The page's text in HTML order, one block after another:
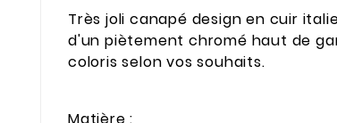
Très joli canapé design en cuir
d'un piètement chromé haut de
coloris selon vos souhaits.
Matière :